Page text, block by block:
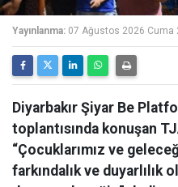
Yayınlanma: 07 Ağustos 2026 Cuma
Diyarbakır Şiyar Be
toplantısında konuşan
“Çocuklarımız ve
farkındalık ve duyarlılık